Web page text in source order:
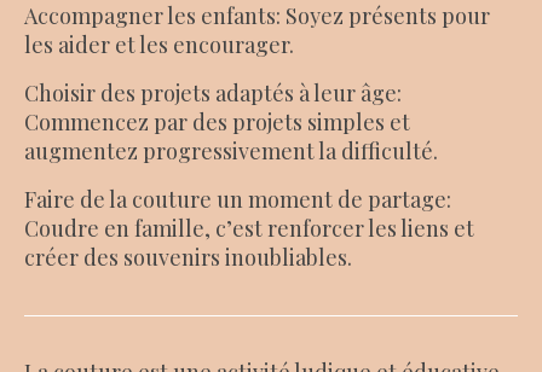
Accompagner les enfants: Soyez présents pour
les aider et les encourager.
Choisir des projets adaptés à leur âge:
Commencez par des projets simples et
augmentez progressivement la difficulté.
Faire de la couture un moment de partage:
Coudre en famille, c’est renforcer les liens et
créer des souvenirs inoubliables.